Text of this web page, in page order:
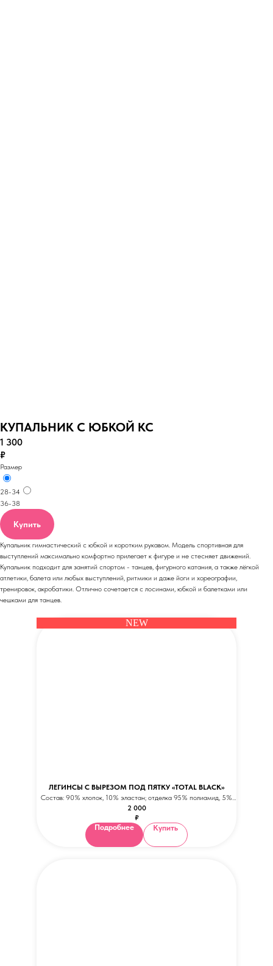
КУПАЛЬНИК С ЮБКОЙ КС
1 300
₽
Размер
28-34
36-38
Купить
Купальник гимнастический с юбкой и коротким рукавом. Модель спортивная для
выступлений максимально комфортно прилегает к фигуре и не стесняет движений.
Купальник подходит для занятий спортом - танцев, фигурного катания, а также лёгкой
атлетики, балета или любых выступлений, ритмики и даже йоги и хореографии,
тренировок, акробатики. Отлично сочетается с лосинами, юбкой и балетками или
чешками для танцев.
NEW
ЛЕГИНСЫ С ВЫРЕЗОМ ПОД ПЯТКУ «TOTAL BLACK»
Состав: 90% хлопок, 10% эластан; отделка 95% полиамид, 5%
эластан
2 000
₽
Подробнее Купить